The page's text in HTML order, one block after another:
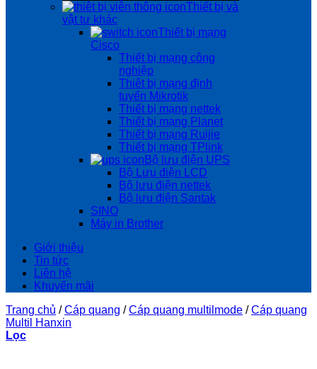
Thiết bị và
vật tư khác
Thiết bị mạng
Cisco
Thiết bị mạng công
nghiệp
Thiêt bị mạng định
tuyến Mikrotik
Thiết bị mạng nettek
Thiết bị mạng Planet
Thiết bị mạng Ruijie
Thiết bị mạng TPlink
Bộ lưu điện UPS
Bộ Lưu điện LCD
Bộ lưu điện nettek
Bộ lưu điện Santak
SINO
Máy in Brother
Giới thiệu
Tin tức
Liên hệ
Khuyến mãi
Trang chủ / Cáp quang / Cáp quang multilmode / Cáp quang
Multil Hanxin
Lọc